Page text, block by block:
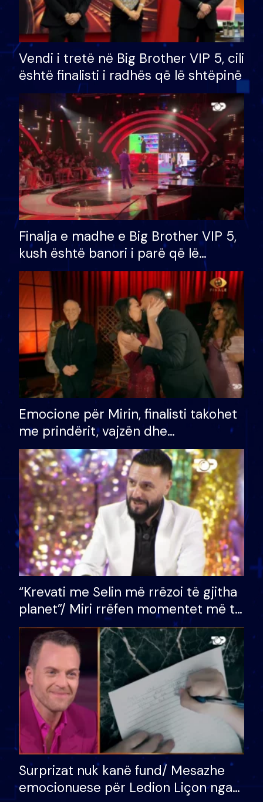
Vendi i tretë në Big Brother VIP 5, cili
është finalisti i radhës që lë shtëpinë
Finalja e madhe e Big Brother VIP 5,
kush është banori i parë që lë
shtëpinë dhe humb mundësinë për
të fituar çmimin e madh
Emocione për Mirin, finalisti takohet
me prindërit, vajzën dhe
bashkëshorten: S’kemi ndonjë letër
divorci apo jo?
“Krevati me Selin më rrëzoi të gjitha
planet”/ Miri rrëfen momentet më të
bukura në shtëpinë e BB VIP: Do më
mungojë zilja e mëngjesit kur…
Surprizat nuk kanë fund/ Mesazhe
emocionuese për Ledion Liçon nga